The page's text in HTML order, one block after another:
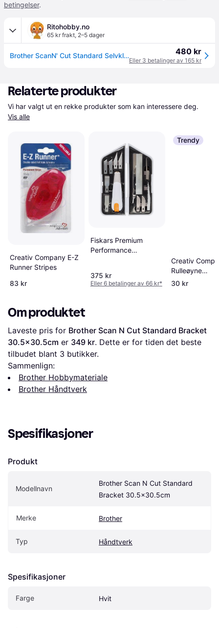
betingelser.
Ritohobby.no
65 kr frakt, 2–5 dager
Brother ScanN' Cut Standard Selvklebende Skjærematte 30,5x30,5cm 480 kr
Eller 3 betalinger av 165 kr
Relaterte produkter
Vis alle
Creativ Company E-Z
Runner Stripes
83 kr
Fiskars Premium
Performance
375 kr
Eller 6 betalinger av 66 kr*
Trendy
Creativ
Rulleøyne
Selvklebende
30 kr
Om produktet
Laveste pris for Brother Scan N Cut Standard Bracket
30.5x30.5cm er 349 kr. Dette er for tiden det beste
tilbudet blant 3 butikker.
Sammenlign:
Brother Hobbymateriale
Brother Håndtverk
Spesifikasjoner
Produkt
Modellnavn
Brother Scan N Cut Standard
Bracket 30.5x30.5cm
Merke Brother
Typ Håndtverk
Spesifikasjoner
Farge Hvit